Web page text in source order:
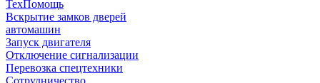
ТехПомощь
Вскрытие замков дверей
автомашин
Запуск двигателя
Отключение сигнализации
Перевозка спецтехники
Сотрудничество